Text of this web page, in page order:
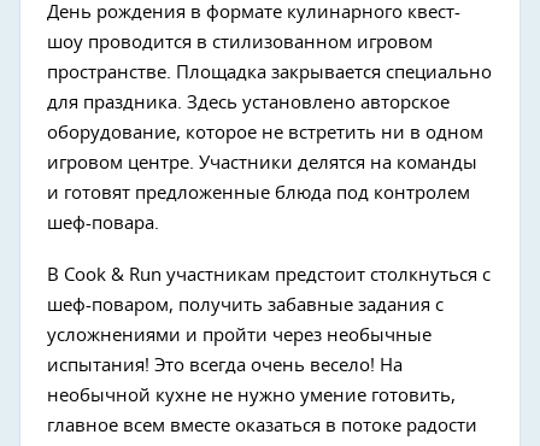
День рождения в формате кулинарного квест-
шоу проводится в стилизованном игровом
пространстве. Площадка закрывается специально
для праздника. Здесь установлено авторское
оборудование, которое не встретить ни в одном
игровом центре. Участники делятся на команды
и готовят предложенные блюда под контролем
шеф-повара.
В Cook & Run участникам предстоит столкнуться с
шеф-поваром, получить забавные задания с
усложнениями и пройти через необычные
испытания! Это всегда очень весело! На
необычной кухне не нужно умение готовить,
главное всем вместе оказаться в потоке радости